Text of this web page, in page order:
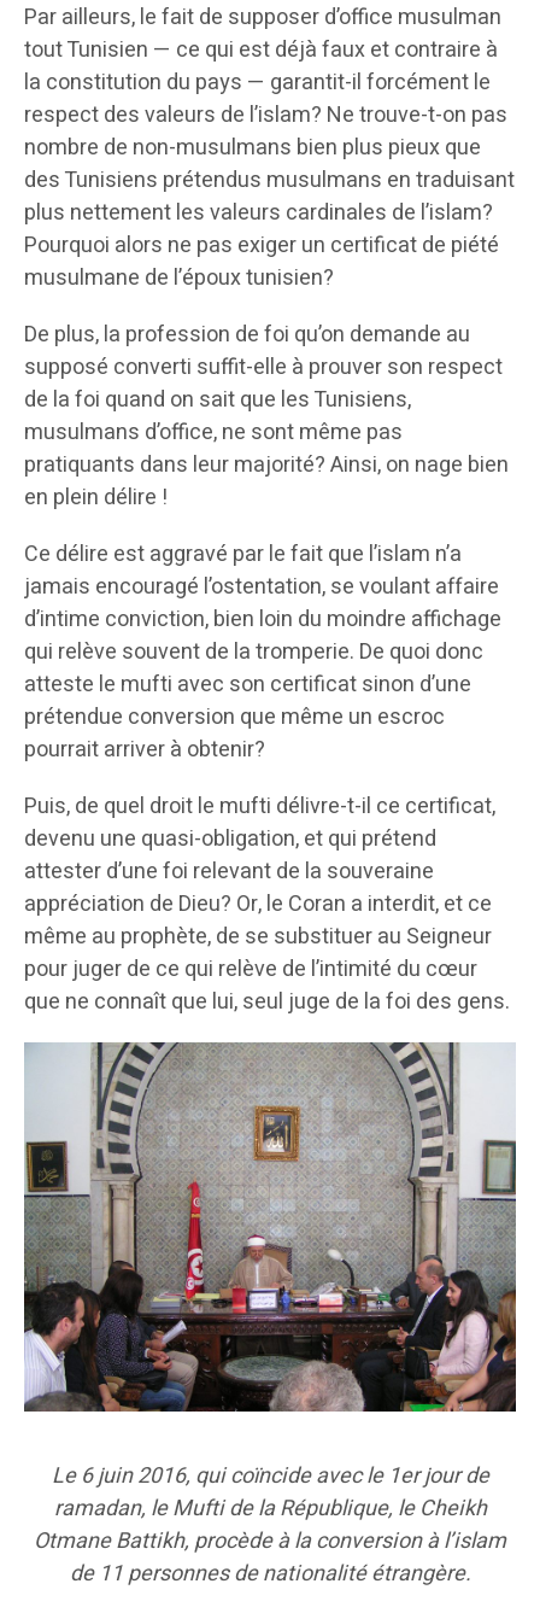
Par ailleurs, le fait de supposer d’office musulman
tout Tunisien — ce qui est déjà faux et contraire à
la constitution du pays — garantit-il forcément le
respect des valeurs de l’islam? Ne trouve-t-on pas
nombre de non-musulmans bien plus pieux que
des Tunisiens prétendus musulmans en traduisant
plus nettement les valeurs cardinales de l’islam?
Pourquoi alors ne pas exiger un certificat de piété
musulmane de l’époux tunisien?
De plus, la profession de foi qu’on demande au
supposé converti suffit-elle à prouver son respect
de la foi quand on sait que les Tunisiens,
musulmans d’office, ne sont même pas
pratiquants dans leur majorité? Ainsi, on nage bien
en plein délire !
Ce délire est aggravé par le fait que l’islam n’a
jamais encouragé l’ostentation, se voulant affaire
d’intime conviction, bien loin du moindre affichage
qui relève souvent de la tromperie. De quoi donc
atteste le mufti avec son certificat sinon d’une
prétendue conversion que même un escroc
pourrait arriver à obtenir?
Puis, de quel droit le mufti délivre-t-il ce certificat,
devenu une quasi-obligation, et qui prétend
attester d’une foi relevant de la souveraine
appréciation de Dieu? Or, le Coran a interdit, et ce
même au prophète, de se substituer au Seigneur
pour juger de ce qui relève de l’intimité du cœur
que ne connaît que lui, seul juge de la foi des gens.
Le 6 juin 2016, qui coïncide avec le 1er jour de
ramadan, le Mufti de la République, le Cheikh
Otmane Battikh, procède à la conversion à l’islam
de 11 personnes de nationalité étrangère.